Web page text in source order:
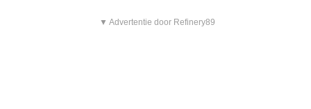
▼ Advertentie door Refinery89